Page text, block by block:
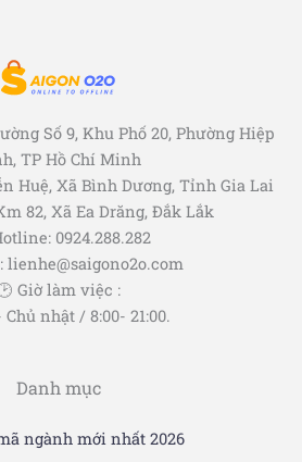
Số 9, Khu Phố 20, Phường Hiệp
TP Hồ Chí Minh
Huệ, Xã Bình Dương, Tỉnh Gia Lai
82, Xã Ea Drăng, Đắk Lắk
0924.288.282
lienhe@saigono2o.com
Giờ làm việc :
nhật / 8:00- 21:00.
Danh mục
ngành mới nhất 2026